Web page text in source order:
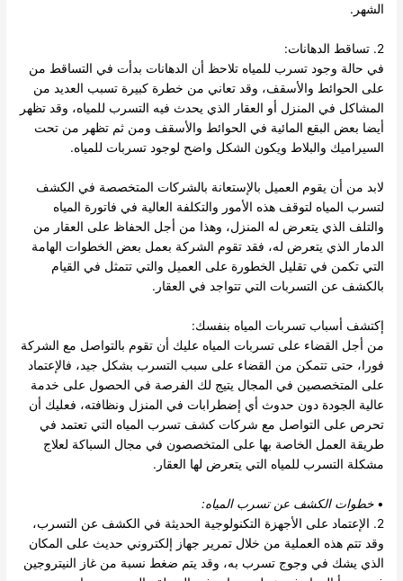
الشهر.
2. تساقط الدهانات:
في حالة وجود تسرب للمياه تلاحظ أن الدهانات بدأت في التساقط من
على الحوائط والأسقف، وقد تعاني من خطرة كبيرة تسبب العديد من
المشاكل في المنزل أو العقار الذي يحدث فيه التسرب للمياه، وقد تظهر
أيضا بعض البقع المائية في الحوائط والأسقف ومن ثم تظهر من تحت
السيراميك والبلاط ويكون الشكل واضح لوجود تسربات للمياه.
لابد من أن يقوم العميل بالإستعانة بالشركات المتخصصة في الكشف
لتسرب المياه لتوقف هذه الأمور والتكلفة العالية في فاتورة المياه
والتلف الذي يتعرض له المنزل، وهذا من أجل الحفاظ على العقار من
الدمار الذي يتعرض له، فقد تقوم الشركة بعمل بعض الخطوات الهامة
التي تكمن في تقليل الخطورة على العميل والتي تتمثل في القيام
بالكشف عن التسربات التي تتواجد في العقار.
إكتشف أسباب تسربات المياه بنفسك:
من أجل القضاء على تسربات المياه عليك أن تقوم بالتواصل مع الشركة
فورا، حتى تتمكن من القضاء على سبب التسرب بشكل جيد، فالإعتماد
على المتخصصين في المجال يتيج لك الفرصة في الحصول على خدمة
عالية الجودة دون حدوث أي إضطرابات في المنزل ونظافته، فعليك أن
تحرص على التواصل مع شركات كشف تسرب المياه التي تعتمد في
طريقة العمل الخاصة بها على المتخصصون في مجال السباكة لعلاج
مشكلة التسرب للمياه التي يتعرض لها العقار.
•خطواتالكشف عن تسرب المياه:
2. الإعتماد على الأجهزة التكنولوجية الحديثة في الكشف عن التسرب،
وقد تتم هذه العملية من خلال تمرير جهاز إلكتروني حديث على المكان
الذي يشك في وجوج تسرب به، وقد يتم ضغط نسبة من غاز النيتروجين